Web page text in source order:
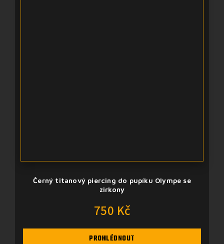
Černý titanový piercing do pupíku Olympe se
zirkony
750 Kč
PROHLÉDNOUT